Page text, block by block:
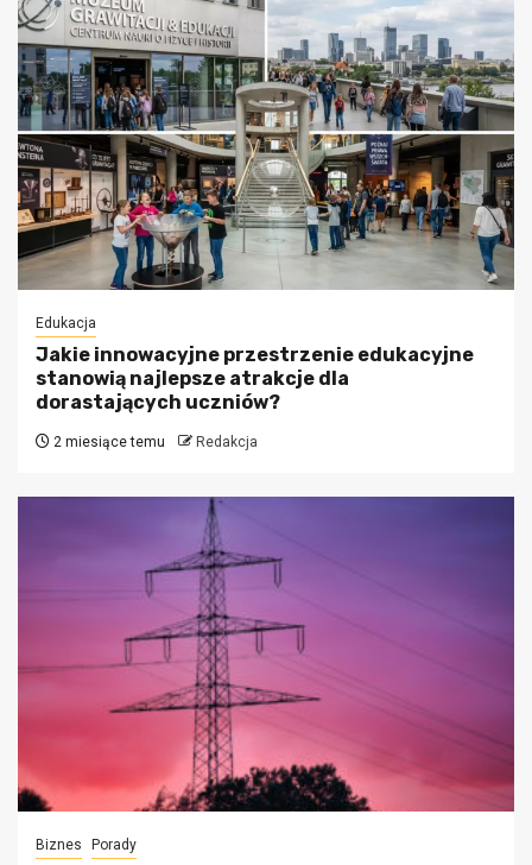
Edukacja
Jakie innowacyjne przestrzenie edukacyjne
stanowią najlepsze atrakcje dla
dorastających uczniów?
2 miesiące temu Redakcja
Biznes Porady